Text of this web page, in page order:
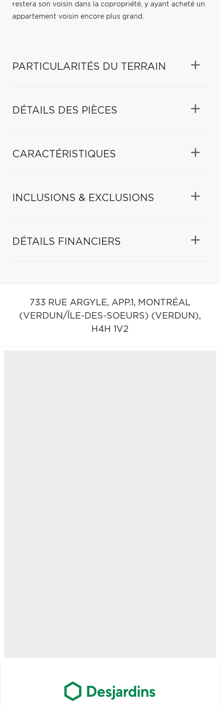
restera son voisin dans la copropriété, y ayant acheté un
appartement voisin encore plus grand.
PARTICULARITÉS DU TERRAIN
DÉTAILS DES PIÈCES
CARACTÉRISTIQUES
INCLUSIONS & EXCLUSIONS
DÉTAILS FINANCIERS
733 RUE ARGYLE, APP.1, MONTRÉAL
(VERDUN/ÎLE-DES-SOEURS) (VERDUN),
H4H 1V2